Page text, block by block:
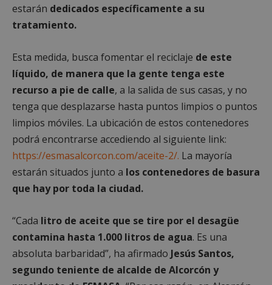
estarán dedicados específicamente a su
tratamiento.
Esta medida, busca fomentar el reciclaje de este
líquido, de manera que la gente tenga este
recurso a pie de calle, a la salida de sus casas, y no
tenga que desplazarse hasta puntos limpios o puntos
limpios móviles. La ubicación de estos contenedores
podrá encontrarse accediendo al siguiente link:
https://esmasalcorcon.com/aceite-2/. La mayoría
estarán situados junto a los contenedores de basura
que hay por toda la ciudad.
“Cada litro de aceite que se tire por el desagüe
contamina hasta 1.000 litros de agua. Es una
absoluta barbaridad”, ha afirmado Jesús Santos,
segundo teniente de alcalde de Alcorcón y